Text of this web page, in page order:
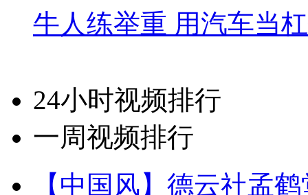
牛人练举重 用汽车当
24小时视频排行
一周视频排行
【中国风】德云社孟